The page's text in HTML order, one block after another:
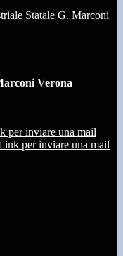
Statale G. Marconi
Verona
per inviare una mail
per inviare una mail